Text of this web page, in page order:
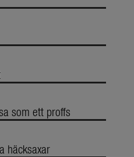
som ett proffs
häcksaxar